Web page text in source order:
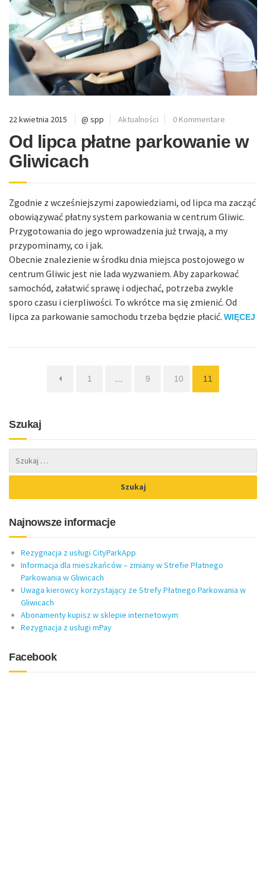
22 kwietnia 2015 @ spp Aktualności 0 Kommentare
Od lipca płatne parkowanie w
Gliwicach
Zgodnie z wcześniejszymi zapowiedziami, od lipca ma zacząć
obowiązywać płatny system parkowania w centrum Gliwic.
Przygotowania do jego wprowadzenia już trwają, a my
przypominamy, co i jak.
Obecnie znalezienie w środku dnia miejsca postojowego w
centrum Gliwic jest nie lada wyzwaniem. Aby zaparkować
samochód, załatwić sprawę i odjechać, potrzeba zwykle
sporo czasu i cierpliwości. To wkrótce ma się zmienić. Od
lipca za parkowanie samochodu trzeba będzie płacić. WIĘCEJ
Strona
1 … Strona
9 Strona
10 Strona
11
Szukaj
Najnowsze informacje
Rezygnacja z usługi CityParkApp
Informacja dla mieszkańców – zmiany w Strefie Płatnego
Parkowania w Gliwicach
Uwaga kierowcy korzystający ze Strefy Płatnego Parkowania w
Gliwicach
Abonamenty kupisz w sklepie internetowym
Rezygnacja z usługi mPay
Facebook